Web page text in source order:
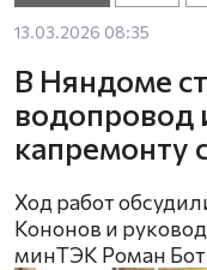
13.03.2026 08:35
В Няндоме
водопровод
капремонту
Ход работ
Кононов и
минТЭК Роман